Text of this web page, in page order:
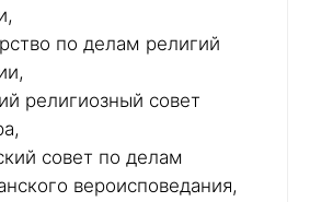
по делам религий
религиозный совет
совет по делам
вероисповедания,